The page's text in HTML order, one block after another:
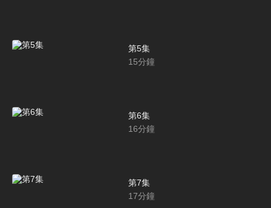
第5集
15分鐘
第6集
16分鐘
第7集
17分鐘